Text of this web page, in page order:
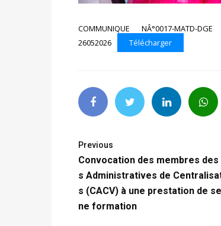
COMMUNIQUE NÂ°0017-MATD-
26052026
Télécharger
Previous
Convocation des membres
s Administratives de
s (CACV) à une prestation de
ne formation